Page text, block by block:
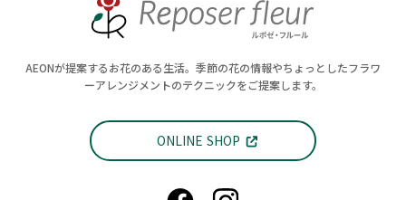
AEONが提案するお花のある生活。季節の花の情報やちょっとしたフラワ
ーアレンジメントのテクニックをご提案します。
ONLINE SHOP